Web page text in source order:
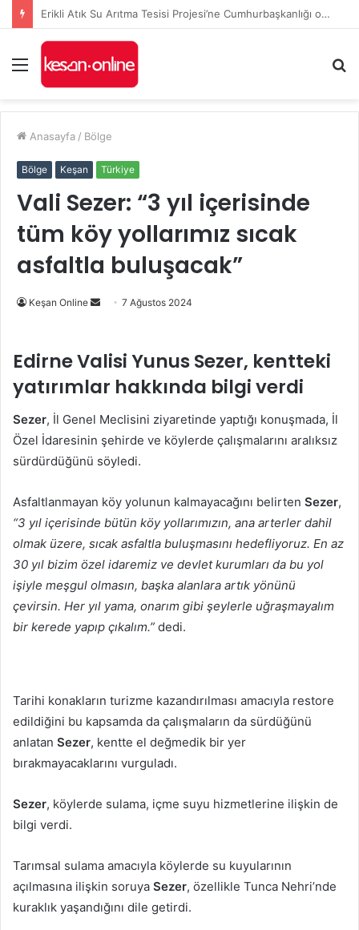
İl Genel Meclisi’nde Edirne’yi deniz hudut kapısına bir adım daha yaklaştıran Enez Limanı kararı
Menü
...
Anasayfa / Bölge
Bölge Keşan Türkiye
Vali Sezer: “3 yıl içerisinde
tüm köy yollarımız sıcak
asfaltla buluşacak”
Keşan Online
Bir
göndermek
7 Ağustos 2024
Edirne Valisi Yunus Sezer, kentteki
yatırımlar hakkında bilgi verdi
Sezer, İl Genel Meclisini ziyaretinde yaptığı konuşmada, İl
Özel İdaresinin şehirde ve köylerde çalışmalarını aralıksız
sürdürdüğünü söyledi.
Asfaltlanmayan köy yolunun kalmayacağını belirten Sezer,
“3 yıl içerisinde bütün köy yollarımızın, ana arterler dahil
olmak üzere, sıcak asfaltla buluşmasını hedefliyoruz. En az
30 yıl bizim özel idaremiz ve devlet kurumları da bu yol
işiyle meşgul olmasın, başka alanlara artık yönünü
çevirsin. Her yıl yama, onarım gibi şeylerle uğraşmayalım
bir kerede yapıp çıkalım.” dedi.
Tarihi konakların turizme kazandırılması amacıyla restore
edildiğini bu kapsamda da çalışmaların da sürdüğünü
anlatan Sezer, kentte el değmedik bir yer
bırakmayacaklarını vurguladı.
Sezer, köylerde sulama, içme suyu hizmetlerine ilişkin de
bilgi verdi.
Tarımsal sulama amacıyla köylerde su kuyularının
açılmasına ilişkin soruya Sezer, özellikle Tunca Nehri’nde
kuraklık yaşandığını dile getirdi.